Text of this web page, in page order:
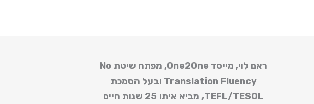
ראם לוי, מייסד One2One, מפתח שיטת
No
Translation Fluency ובעל הסמכת
TEFL/TESOL
, מביא איתו 25 שנות חיים